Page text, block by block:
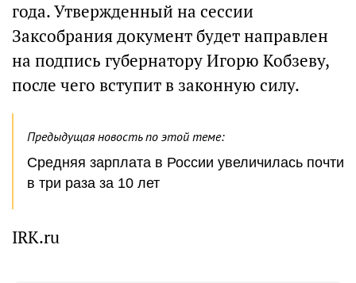
года. Утвержденный на сессии
Заксобрания документ будет направлен
на подпись губернатору Игорю Кобзеву,
после чего вступит в законную силу.
Предыдущая новость по этой теме:
Средняя зарплата в России увеличилась почти
в три раза за 10 лет
IRK.ru